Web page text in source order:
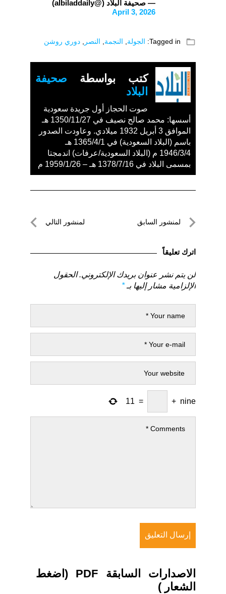
— صحيفة البلاد (@albiladdaily)
April 3, 2026
folder_open
Tagged in: الجولة النجمة النصر دوري روشن
كتب بواسطة صحيفة
البلاد
صوت الحجاز أول جريدة سعودية
أسسها: محمد صالح نصيف في 1350/11/27 هـ
الموافق 3 أبريل 1932 ميلادي. وعاودت الصدور
باسم (البلاد السعودية) في 1365/4/1 هـ
1946/3/4 م (البلاد السعودية/عرفات) اندمجتا
بمسمى البلاد في 1378/7/16 هـ – 1959/1/26 م
تصفّحلمنشور السابق
السابق
لمنشور التالي
اترك تعليقاً
لن يتم نشر عنوان بريدك الإلكتروني. الحقول
الإلزامية مشار إليها بـ*
nine
+
=
11
الاصدارات السابقة PDF (اضغط
الشعار )